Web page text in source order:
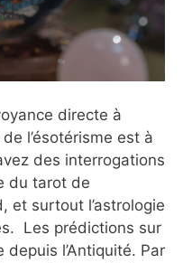
directe à
l’ésotérisme est à
des interrogations
du tarot de
et surtout l’astrologie
Les prédictions sur
depuis l’Antiquité. Par